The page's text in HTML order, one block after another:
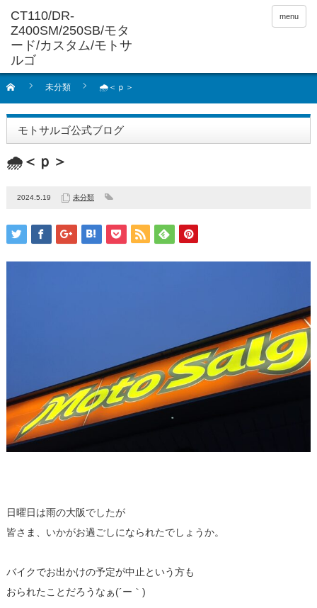
menu
未分類 🌧＜ｐ＞
モトサルゴ公式ブログ
🌧＜ｐ＞
2024.5.19 未分類
日曜日は雨の大阪でしたが
皆さま、いかがお過ごしになられたでしょうか。
バイクでお出かけの予定が中止という方も
おられたことだろうなぁ(´ー｀)